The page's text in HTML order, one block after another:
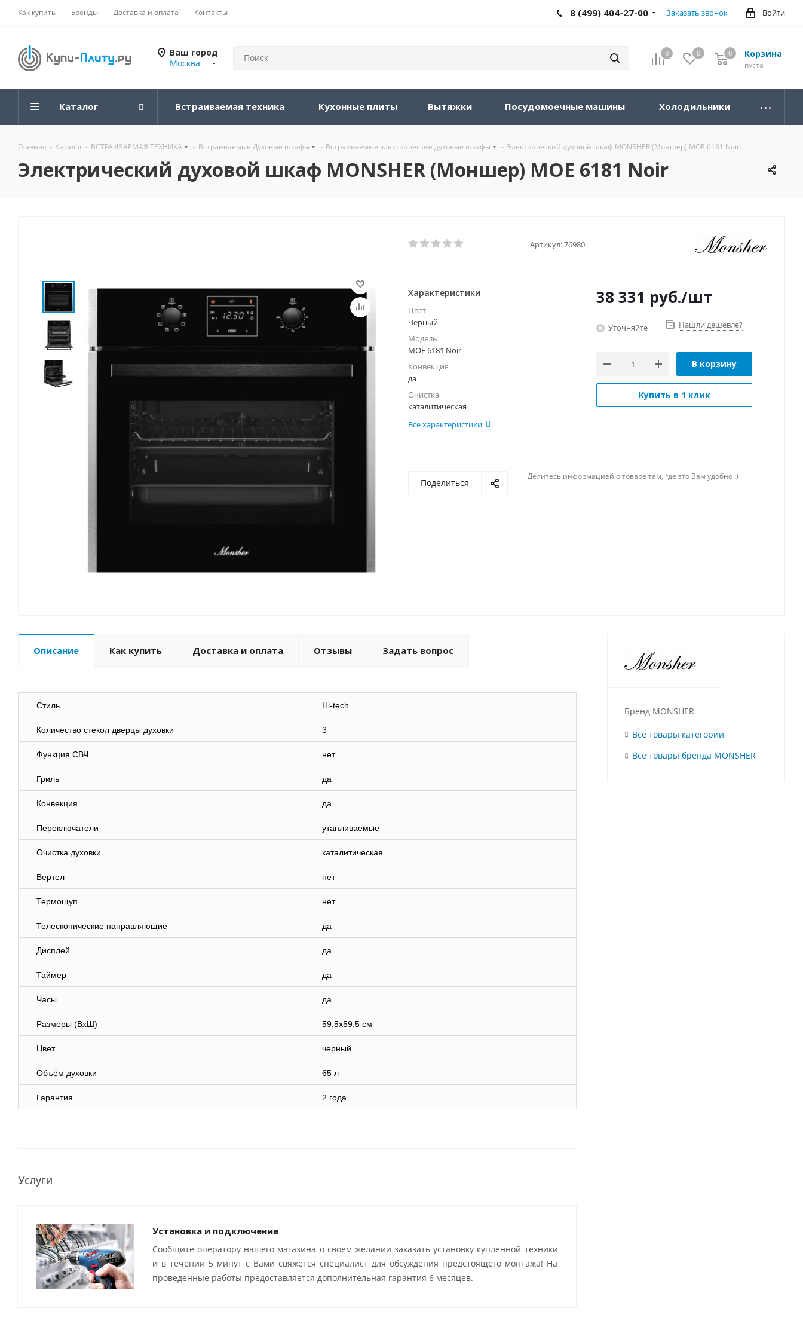
Как купить Бренды Доставка и оплата Контакты Войти
8 (499) 404-27-00 Заказать звонок
Ваш город
Москва
0 0 Корзина
0
пуста
0
Каталог Встраиваемая техника Кухонные плиты Вытяжки Посудомоечные машины Холодильники
Главная - Каталог - ВСТРАИВАЕМАЯ ТЕХНИКА - Встраиваемые Духовые шкафы - Встраиваемые электрические духовые шкафы - Электрический духовой шкаф MONSHER (Моншер) MOE 6181 Noir
Электрический духовой шкаф MONSHER (Моншер) MOE 6181 Noir
Артикул:76980
Характеристики
Цвет
Черный
Модель
MOE 6181 Noir
Конвекция
да
Очистка
каталитическая
Все характеристики
38 331 руб./шт
Уточняйте Нашли дешевле?
В корзину
Купить в 1 клик
Поделиться
Делитесь информацией о товаре там, где это Вам удобно :)
Описание Как купить Доставка и оплата Отзывы Задать вопрос
Стиль Hi-tech
Количество стекол дверцы духовки 3
Функция СВЧ нет
Гриль да
Конвекция да
Переключатели утапливаемые
Очистка духовки каталитическая
Вертел нет
Термощуп нет
Телескопические направляющие да
Дисплей да
Таймер да
Часы да
Размеры (ВхШ) 59,5х59,5 см
Цвет черный
Объём духовки 65 л
Гарантия 2 года
Услуги
Установка и подключение
Сообщите оператору нашего магазина о своем желании заказать установку купленной техники
и в течении 5 минут с Вами свяжется специалист для обсуждения предстоящего монтажа! На
проведенные работы предоставляется дополнительная гарантия 6 месяцев.
Бренд MONSHER
Все товары категории
Все товары бренда MONSHER